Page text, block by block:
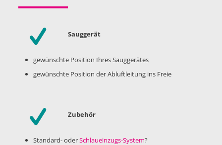
Sauggerät
gewünschte Position Ihres Sauggerätes
gewünschte Position der Abluftleitung ins Freie
Zubehör
Standard- oderSchlaueinzugs-System?